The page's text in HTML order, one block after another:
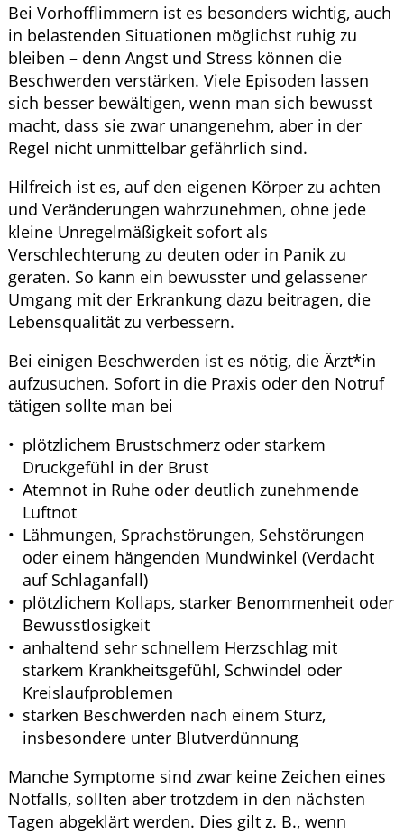
Bei Vorhofflimmern ist es besonders wichtig, auch
in belastenden Situationen möglichst ruhig zu
bleiben – denn Angst und Stress können die
Beschwerden verstärken. Viele Episoden lassen
sich besser bewältigen, wenn man sich bewusst
macht, dass sie zwar unangenehm, aber in der
Regel nicht unmittelbar gefährlich sind.
Hilfreich ist es, auf den eigenen Körper zu achten
und Veränderungen wahrzunehmen, ohne jede
kleine Unregelmäßigkeit sofort als
Verschlechterung zu deuten oder in Panik zu
geraten. So kann ein bewusster und gelassener
Umgang mit der Erkrankung dazu beitragen, die
Lebensqualität zu verbessern.
Bei einigen Beschwerden ist es nötig, die Ärzt*in
aufzusuchen. Sofort in die Praxis oder den Notruf
tätigen sollte man bei
plötzlichem Brustschmerz oder starkem
Druckgefühl in der Brust
Atemnot in Ruhe oder deutlich zunehmende
Luftnot
Lähmungen, Sprachstörungen, Sehstörungen
oder einem hängenden Mundwinkel (Verdacht
auf Schlaganfall)
plötzlichem Kollaps, starker Benommenheit oder
Bewusstlosigkeit
anhaltend sehr schnellem Herzschlag mit
starkem Krankheitsgefühl, Schwindel oder
Kreislaufproblemen
starken Beschwerden nach einem Sturz,
insbesondere unter Blutverdünnung
Manche Symptome sind zwar keine Zeichen eines
Notfalls, sollten aber trotzdem in den nächsten
Tagen abgeklärt werden. Dies gilt z. B., wenn